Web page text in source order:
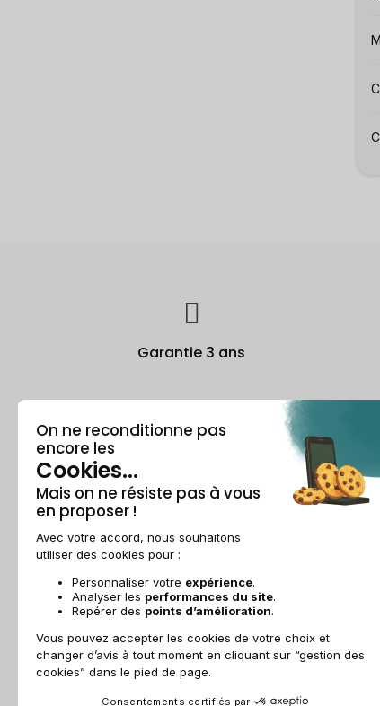
Garantie 3 ans
À propos
Qui est Recommerce® ?
Parrainage
Ils parlent de nous
Recommerce group
Le
Comment
Le Guide